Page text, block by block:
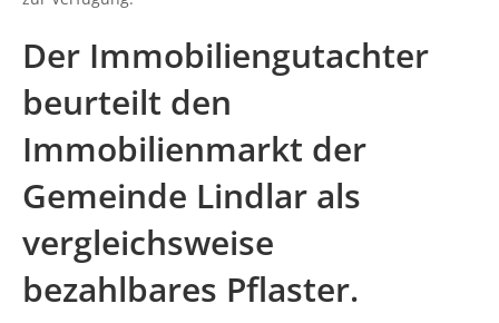
Der Immobiliengutachter
beurteilt den
Immobilienmarkt der
Gemeinde Lindlar als
vergleichsweise
bezahlbares Pflaster.